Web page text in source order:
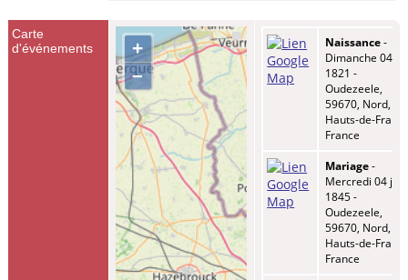
Carte
d'événements
+
–
Naissance-
Dimanche 04
1821 -
Oudezeele,
59670, Nord,
Hauts-de-
France
Mariage-
Mercredi 04 juin
1845 -
Oudezeele,
59670, Nord,
Hauts-de-
France